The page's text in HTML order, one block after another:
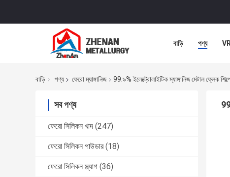
বাড়ি পণ্য
বাড়ি পণ্য ফেরো ম্যাঙ্গানিজ 99.৯% ইলেক্ট্রোলাইটিক ম্যাঙ্গানিজ মেটাল ফ্লেক
সব পণ্য
ফেরো সিলিকন খাদ (247)
ফেরো সিলিকন পাউডার (18)
ফেরো সিলিকন স্ল্যাগ (36)